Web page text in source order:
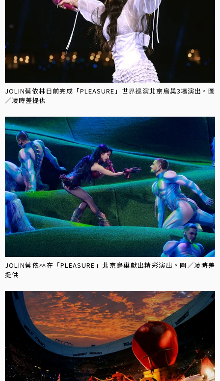
JOLIN蔡依林日前完成「PLEASURE」世界巡演北京鳥巢3場演出。圖
／凌時差提供
JOLIN蔡依林在「PLEASURE」北京鳥巢獻出精彩演出。圖／凌時差
提供